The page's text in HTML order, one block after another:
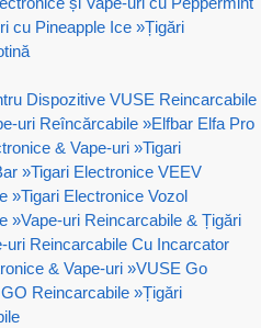
cu Pineapple Ice »Țigări
Dispozitive VUSE Reincarcabile
uri Reîncărcabile »Elfbar Elfa Pro
& Vape-uri »Tigari
»Tigari Electronice VEEV
»Tigari Electronice Vozol
»Vape-uri Reincarcabile & Țigări
uri Reincarcabile Cu Incarcator
& Vape-uri »VUSE Go
Reincarcabile »Țigări